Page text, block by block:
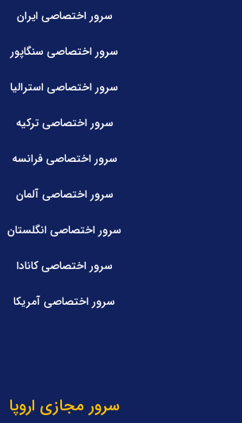
سرور اختصاصی ایران
سرور اختصاصی سنگاپور
سرور اختصاصی استرالیا
سرور اختصاصی ترکیه
سرور اختصاصی فرانسه
سرور اختصاصی آلمان
سرور اختصاصی انگلستان
سرور اختصاصی کانادا
سرور اختصاصی آمریکا
سرور مجازی اروپا